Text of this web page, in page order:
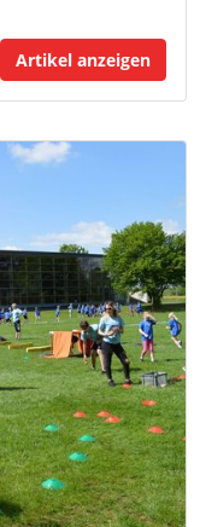
Artikel anzeigen